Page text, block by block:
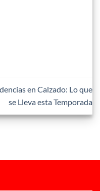
en Calzado: Lo que
se Lleva esta Temporada